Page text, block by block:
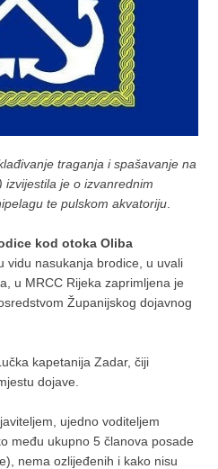
traganja i spašavanje na
izvijestila je o izvanrednim
te pulskom akvatoriju
kod otoka Oliba
vidu nasukanja brodice, u uvali
u MRCC Rijeka zaprimljena je
Županijskog dojavnog
kapetanija Zadar, čiji
dojave.
ujedno voditeljem
među ukupno 5 članova posade
nema ozlijeđenih i kako nisu